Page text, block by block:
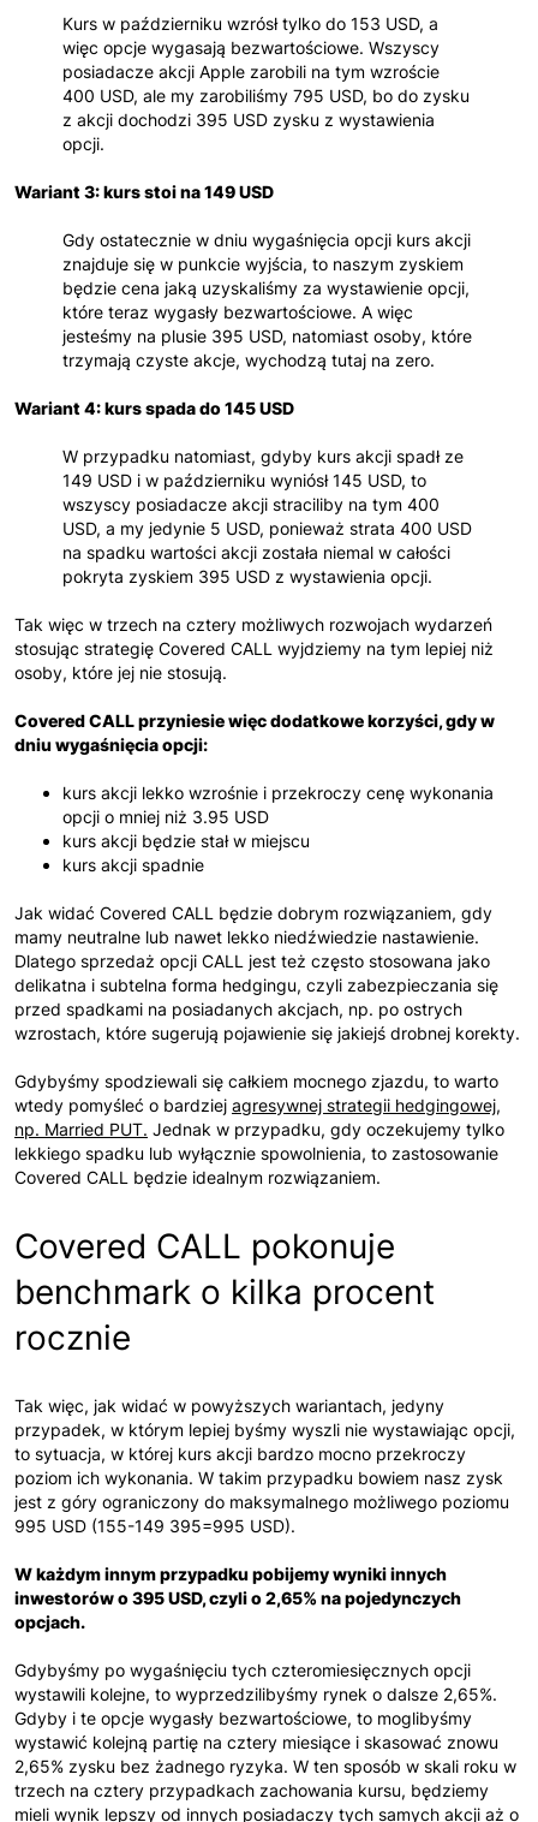
Kurs w październiku wzrósł tylko do 153 USD, a
więc opcje wygasają bezwartościowe. Wszyscy
posiadacze akcji Apple zarobili na tym wzroście
400 USD, ale my zarobiliśmy 795 USD, bo do zysku
z akcji dochodzi 395 USD zysku z wystawienia
opcji.
Wariant 3: kurs stoi na 149 USD
Gdy ostatecznie w dniu wygaśnięcia opcji kurs akcji
znajduje się w punkcie wyjścia, to naszym zyskiem
będzie cena jaką uzyskaliśmy za wystawienie opcji,
które teraz wygasły bezwartościowe. A więc
jesteśmy na plusie 395 USD, natomiast osoby, które
trzymają czyste akcje, wychodzą tutaj na zero.
Wariant 4: kurs spada do 145 USD
W przypadku natomiast, gdyby kurs akcji spadł ze
149 USD i w październiku wyniósł 145 USD, to
wszyscy posiadacze akcji straciliby na tym 400
USD, a my jedynie 5 USD, ponieważ strata 400 USD
na spadku wartości akcji została niemal w całości
pokryta zyskiem 395 USD z wystawienia opcji.
Tak więc w trzech na cztery możliwych rozwojach wydarzeń
stosując strategię Covered CALL wyjdziemy na tym lepiej niż
osoby, które jej nie stosują.
Covered CALL przyniesie więc dodatkowe korzyści, gdy w
dniu wygaśnięcia opcji:
kurs akcji lekko wzrośnie i przekroczy cenę wykonania
opcji o mniej niż 3.95 USD
kurs akcji będzie stał w miejscu
kurs akcji spadnie
Jak widać Covered CALL będzie dobrym rozwiązaniem, gdy
mamy neutralne lub nawet lekko niedźwiedzie nastawienie.
Dlatego sprzedaż opcji CALL jest też często stosowana jako
delikatna i subtelna forma hedgingu, czyli zabezpieczania się
przed spadkami na posiadanych akcjach, np. po ostrych
wzrostach, które sugerują pojawienie się jakiejś drobnej korekty.
Gdybyśmy spodziewali się całkiem mocnego zjazdu, to warto
wtedy pomyśleć o bardziej agresywnej strategii hedgingowej,
np. Married PUT. Jednak w przypadku, gdy oczekujemy tylko
lekkiego spadku lub wyłącznie spowolnienia, to zastosowanie
Covered CALL będzie idealnym rozwiązaniem.
Covered CALL pokonuje
benchmark o kilka procent
rocznie
Tak więc, jak widać w powyższych wariantach, jedyny
przypadek, w którym lepiej byśmy wyszli nie wystawiając opcji,
to sytuacja, w której kurs akcji bardzo mocno przekroczy
poziom ich wykonania. W takim przypadku bowiem nasz zysk
jest z góry ograniczony do maksymalnego możliwego poziomu
995 USD (155-149 395=995 USD).
W każdym innym przypadku pobijemy wyniki innych
inwestorów o 395 USD, czyli o 2,65% na pojedynczych
opcjach.
Gdybyśmy po wygaśnięciu tych czteromiesięcznych opcji
wystawili kolejne, to wyprzedzilibyśmy rynek o dalsze 2,65%.
Gdyby i te opcje wygasły bezwartościowe, to moglibyśmy
wystawić kolejną partię na cztery miesiące i skasować znowu
2,65% zysku bez żadnego ryzyka. W ten sposób w skali roku w
trzech na cztery przypadkach zachowania kursu, będziemy
mieli wynik lepszy od innych posiadaczy tych samych akcji aż o